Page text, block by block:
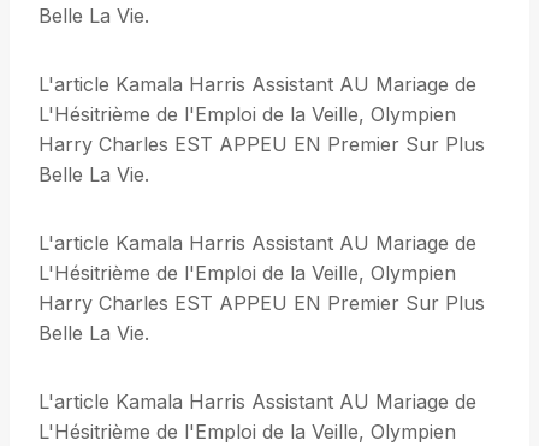
Belle La Vie.
L'article Kamala Harris Assistant AU Mariage de
L'Hésitrième de l'Emploi de la Veille, Olympien
Harry Charles EST APPEU EN Premier Sur Plus
Belle La Vie.
L'article Kamala Harris Assistant AU Mariage de
L'Hésitrième de l'Emploi de la Veille, Olympien
Harry Charles EST APPEU EN Premier Sur Plus
Belle La Vie.
L'article Kamala Harris Assistant AU Mariage de
L'Hésitrième de l'Emploi de la Veille, Olympien